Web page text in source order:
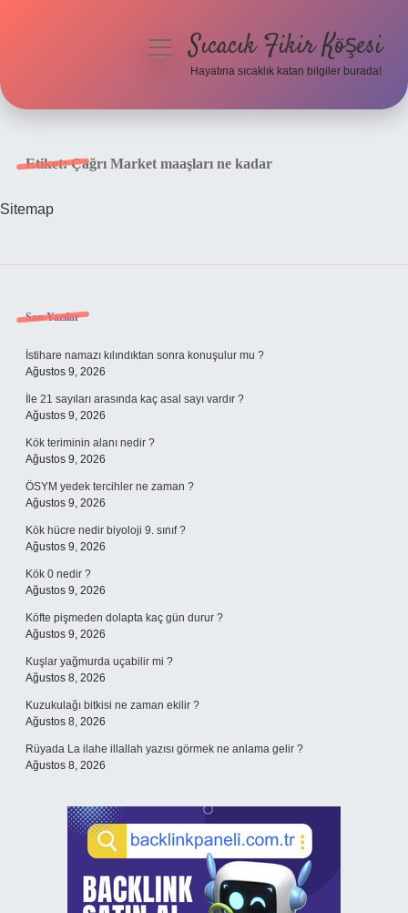
menüyüSıcacık Fikir Köşesi
Hayatına sıcaklık katan bilgiler burada!
Etiket:Çağrı Market maaşları ne kadar
Sitemap
Sidebar
Son Yazılar
İstihare namazı kılındıktan sonra konuşulur mu ?
Ağustos 9, 2026
İle 21 sayıları arasında kaç asal sayı vardır ?
Ağustos 9, 2026
Kök teriminin alanı nedir ?
Ağustos 9, 2026
ÖSYM yedek tercihler ne zaman ?
Ağustos 9, 2026
Kök hücre nedir biyoloji 9. sınıf ?
Ağustos 9, 2026
Kök 0 nedir ?
Ağustos 9, 2026
Köfte pişmeden dolapta kaç gün durur ?
Ağustos 9, 2026
Kuşlar yağmurda uçabilir mi ?
Ağustos 8, 2026
Kuzukulağı bitkisi ne zaman ekilir ?
Ağustos 8, 2026
Rüyada La ilahe illallah yazısı görmek ne anlama gelir ?
Ağustos 8, 2026